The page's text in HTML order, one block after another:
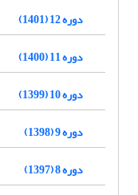
دوره 12 (1401)
دوره 11 (1400)
دوره 10 (1399)
دوره 9 (1398)
دوره 8 (1397)